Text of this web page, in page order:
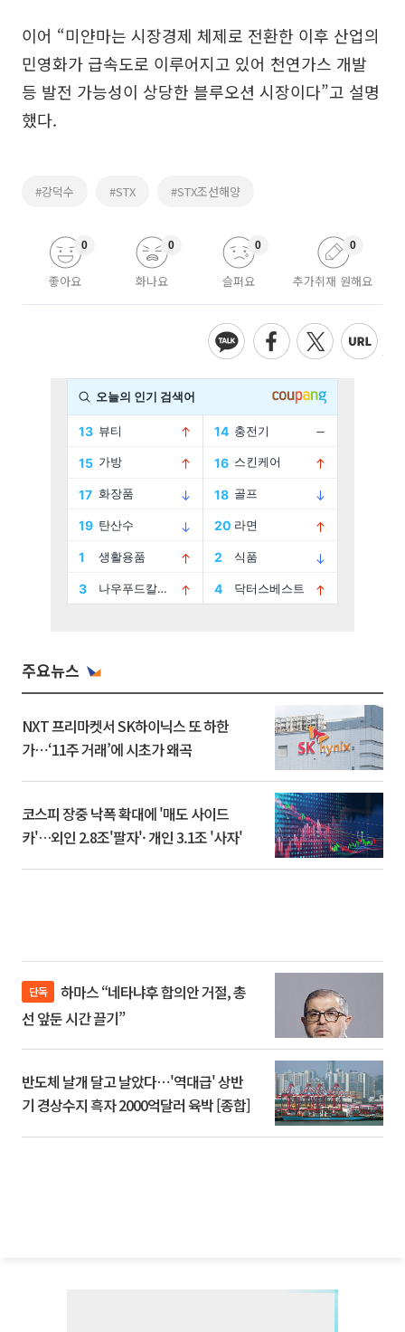
이어 “미얀마는 시장경제 체제로 전환한 이후 산업의
민영화가 급속도로 이루어지고 있어 천연가스 개발
등 발전 가능성이 상당한 블루오션 시장이다”고 설명
했다.
#강덕수 #STX #STX조선해양
좋아요
0
화나요
0
슬퍼요
0
추가취재 원해요
0
주요뉴스
NXT 프리마켓서 SK하이닉스 또 하한
가⋯‘11주 거래’에 시초가 왜곡
코스피 장중 낙폭 확대에 '매도 사이드
카'…외인 2.8조'팔자'· 개인 3.1조 '사자'
단독
선 앞둔 시간 끌기”
반도체 날개 달고 날았다⋯'역대급' 상반
기 경상수지 흑자 2000억달러 육박 [종합]